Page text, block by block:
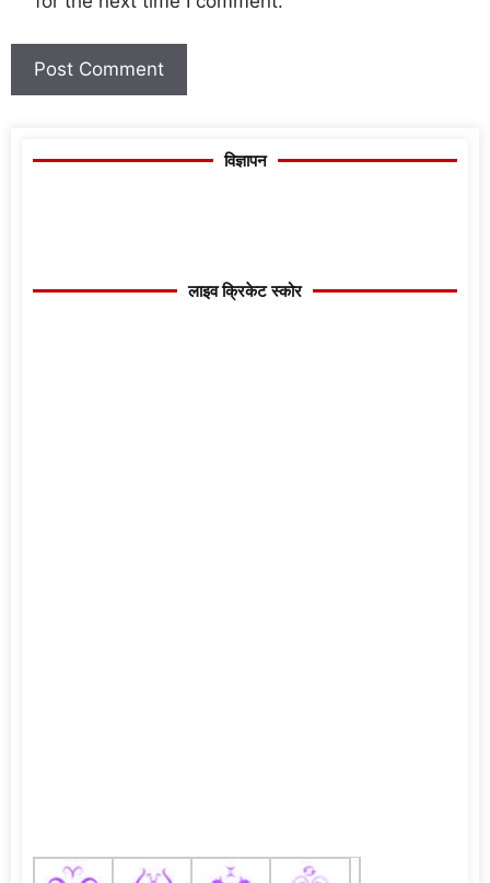
विज्ञापन
लाइव क्रिकेट स्कोर